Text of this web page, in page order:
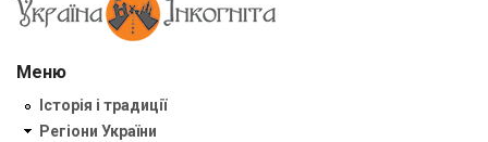
Меню
Історія і традиції
Регіони України